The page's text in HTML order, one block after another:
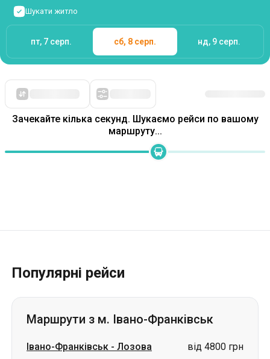
Шукати житло
пт, 7 серп. сб, 8 серп. нд, 9 серп.
Зачекайте кілька секунд. Шукаємо рейси по вашому
маршруту...
Популярні рейси
Маршрути з м. Івано-Франківськ
Івано-Франківськ - Лозова
від 4800 грн